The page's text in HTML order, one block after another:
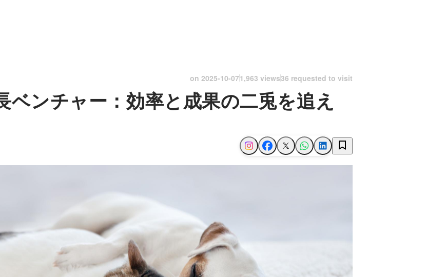
on 2025-10-071,963 views36 requested to visit
ベンチャー：効率と成果の二兎を追え